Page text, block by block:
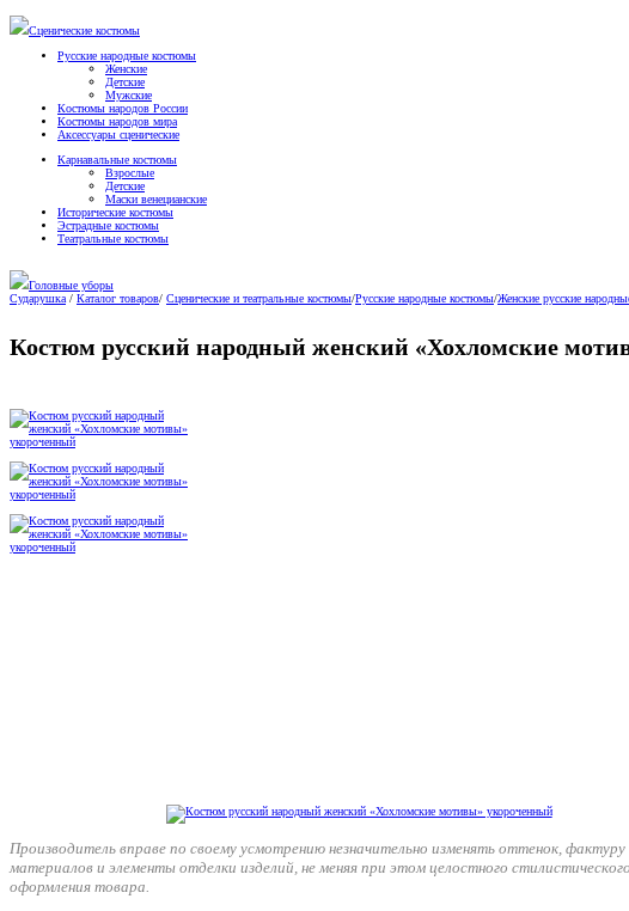
Сценические костюмы
Русские народные костюмы
Женские
Детские
Мужские
Костюмы народов России
Костюмы народов мира
Аксессуары сценические
Карнавальные костюмы
Взрослые
Детские
Маски венецианские
Исторические костюмы
Эстрадные костюмы
Театральные костюмы
Головные уборы
Сударушка / Каталог товаров/ Сценические и театральные костюмы/Русские народные костюмы/Женские русские
Костюм русский народный женский «Хохломские
Производитель вправе по своему усмотрению незначительно изменять оттенок, фактуру
материалов и элементы отделки изделий, не меняя при этом целостного стилистического
оформления товара.